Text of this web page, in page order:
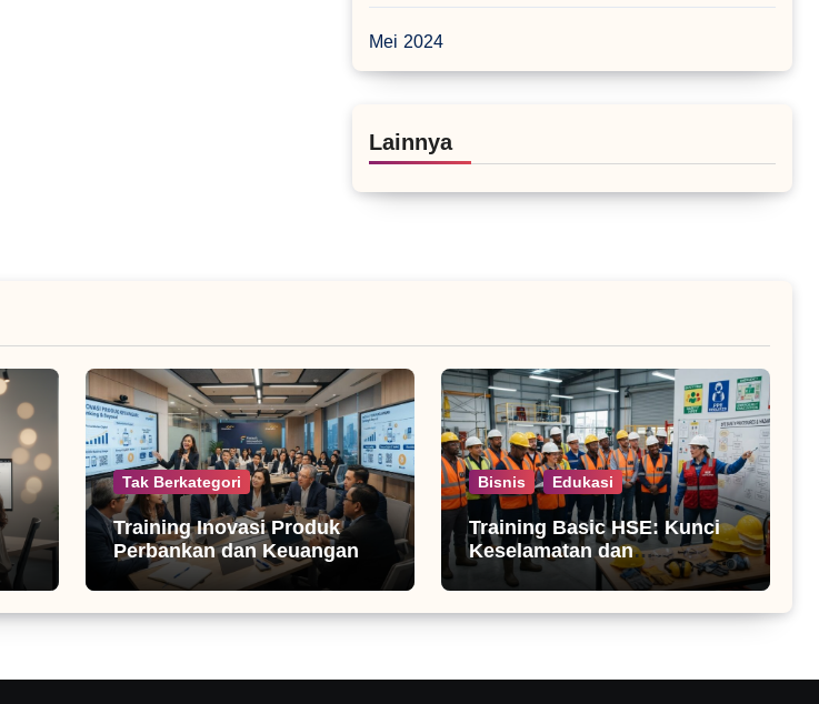
Mei 2024
Lainnya
Tak Berkategori
Training Inovasi Produk
Perbankan dan Keuangan
Bisnis Edukasi
Training Basic HSE: Kunci
Keselamatan dan
Produktivitas Kerja